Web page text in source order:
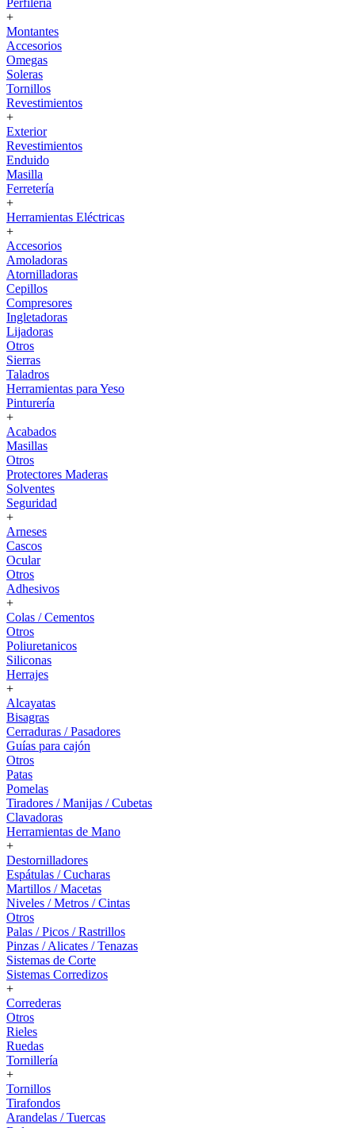
Perfilería
+
Montantes
Accesorios
Omegas
Soleras
Tornillos
Revestimientos
+
Exterior
Revestimientos
Enduido
Masilla
Ferretería
+
Herramientas Eléctricas
+
Accesorios
Amoladoras
Atornilladoras
Cepillos
Compresores
Ingletadoras
Lijadoras
Otros
Sierras
Taladros
Herramientas para Yeso
Pinturería
+
Acabados
Masillas
Otros
Protectores Maderas
Solventes
Seguridad
+
Arneses
Cascos
Ocular
Otros
Adhesivos
+
Colas / Cementos
Otros
Poliuretanicos
Siliconas
Herrajes
+
Alcayatas
Bisagras
Cerraduras / Pasadores
Guías para cajón
Otros
Patas
Pomelas
Tiradores / Manijas / Cubetas
Clavadoras
Herramientas de Mano
+
Destornilladores
Espátulas / Cucharas
Martillos / Macetas
Niveles / Metros / Cintas
Otros
Palas / Picos / Rastrillos
Pinzas / Alicates / Tenazas
Sistemas de Corte
Sistemas Corredizos
+
Correderas
Otros
Rieles
Ruedas
Tornillería
+
Tornillos
Tirafondos
Arandelas / Tuercas